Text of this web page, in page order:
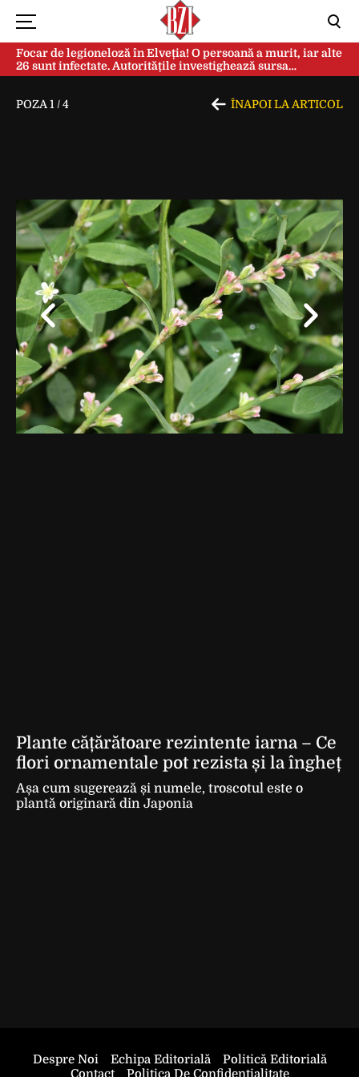
Focar de legioneloză în Elveția! O persoană a murit, iar alte
26 sunt infectate. Autoritățile investighează sursa
contaminării
POZA 1 /4 ÎNAPOI LA ARTICOL
Plante cățărătoare rezintente iarna – Ce
flori ornamentale pot rezista și la îngheț
Așa cum sugerează și numele, troscotul este o
plantă originară din Japonia
Despre Noi Echipa Editorială
Politică Editorială
Contact
Politica De Confidentialitate